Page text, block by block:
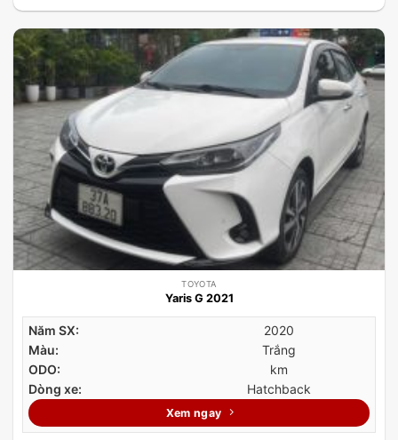
TOYOTA
Yaris G 2021
Năm SX:
2020
Màu:
Trắng
ODO:
km
Dòng xe:
Hatchback
Xem ngay